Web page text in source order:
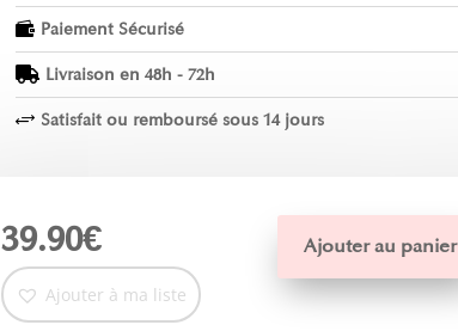
 Paiement Sécurisé
 Livraison en 48h - 72h
+ Satisfait ou remboursé sous 14 jours
39.90€
Ajouter à ma liste
Ajouter au panier